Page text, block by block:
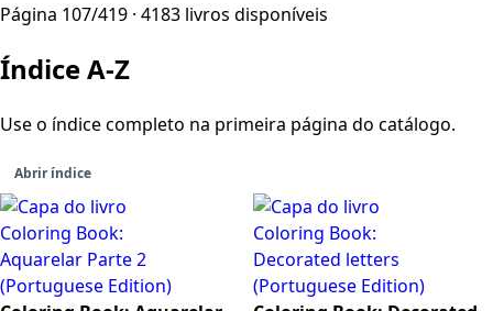
Página 107/419 · 4183 livros disponíveis
Índice A-Z
Use o índice completo na primeira página do catálogo.
Abrir índice